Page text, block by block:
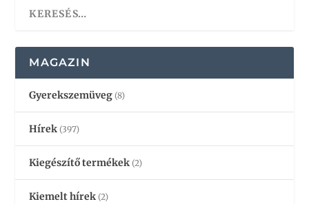
MAGAZIN
Gyerekszemüveg (8)
Hírek (397)
Kiegészítő termékek (2)
Kiemelt hírek (2)